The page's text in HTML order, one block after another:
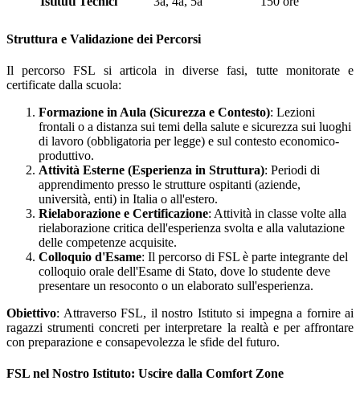
Struttura e Validazione dei Percorsi
Il percorso FSL si articola in diverse fasi, tutte monitorate e
certificate dalla scuola:
Formazione in Aula (Sicurezza e Contesto): Lezioni
frontali o a distanza sui temi della salute e sicurezza sui luoghi
di lavoro (obbligatoria per legge) e sul contesto economico-
produttivo.
Attività Esterne (Esperienza in Struttura): Periodi di
apprendimento presso le strutture ospitanti (aziende,
università, enti) in Italia o all'estero.
Rielaborazione e Certificazione: Attività in classe volte alla
rielaborazione critica dell'esperienza svolta e alla valutazione
delle competenze acquisite.
Colloquio d'Esame: Il percorso di FSL è parte integrante del
colloquio orale dell'Esame di Stato, dove lo studente deve
presentare un resoconto o un elaborato sull'esperienza.
Obiettivo: Attraverso FSL, il nostro Istituto si impegna a fornire ai
ragazzi strumenti concreti per interpretare la realtà e per affrontare
con preparazione e consapevolezza le sfide del futuro.
FSL nel Nostro Istituto: Uscire dalla Comfort Zone